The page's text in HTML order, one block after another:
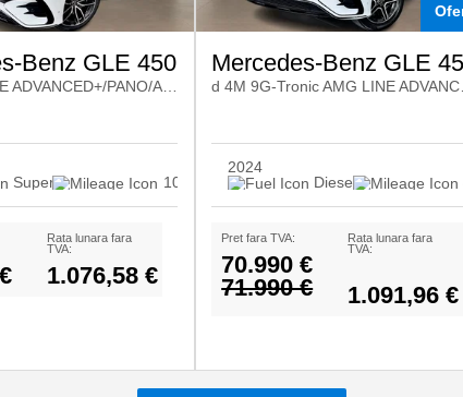
Benz GLE 450
10.400
Super
Rata lunara fara
TVA:
1.076,58 €
Mercedes-Benz GLE
2024
Diesel
Pret fara TVA:
70.990 €
71.990 €
Rata lunara fara
TVA:
1.091,96 €